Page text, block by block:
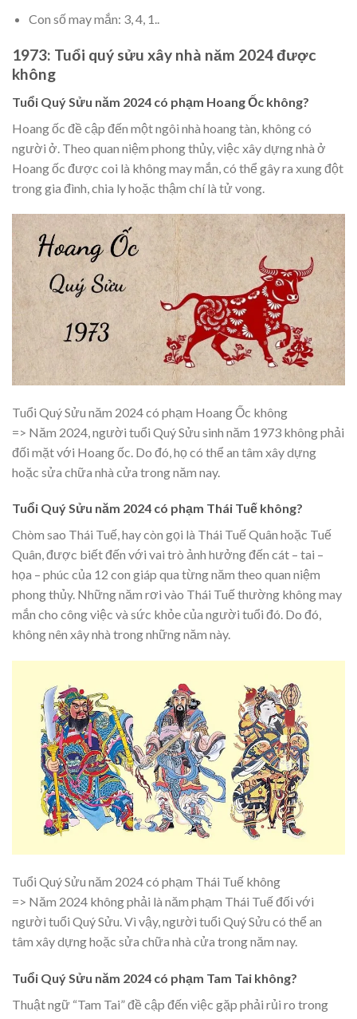
Con số may mắn: 3, 4, 1..
1973: Tuổi quý sửu xây nhà năm 2024 được
không
Tuổi Quý Sửu năm 2024 có phạm Hoang Ốc không?
Hoang ốc đề cập đến một ngôi nhà hoang tàn, không có
người ở. Theo quan niệm phong thủy, việc xây dựng nhà ở
Hoang ốc được coi là không may mắn, có thể gây ra xung đột
trong gia đình, chia ly hoặc thậm chí là tử vong.
Tuổi Quý Sửu năm 2024 có phạm Hoang Ốc không
=> Năm 2024, người tuổi Quý Sửu sinh năm 1973 không phải
đối mặt với Hoang ốc. Do đó, họ có thể an tâm xây dựng
hoặc sửa chữa nhà cửa trong năm nay.
Tuổi Quý Sửu năm 2024 có phạm Thái Tuế không?
Chòm sao Thái Tuế, hay còn gọi là Thái Tuế Quân hoặc Tuế
Quân, được biết đến với vai trò ảnh hưởng đến cát – tai –
họa – phúc của 12 con giáp qua từng năm theo quan niệm
phong thủy. Những năm rơi vào Thái Tuế thường không may
mắn cho công việc và sức khỏe của người tuổi đó. Do đó,
không nên xây nhà trong những năm này.
Tuổi Quý Sửu năm 2024 có phạm Thái Tuế không
=> Năm 2024 không phải là năm phạm Thái Tuế đối với
người tuổi Quý Sửu. Vì vậy, người tuổi Quý Sửu có thể an
tâm xây dựng hoặc sửa chữa nhà cửa trong năm nay.
Tuổi Quý Sửu năm 2024 có phạm Tam Tai không?
Thuật ngữ “Tam Tai” đề cập đến việc gặp phải rủi ro trong